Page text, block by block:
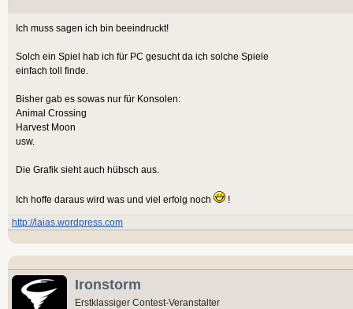
Ich muss sagen ich bin beeindruckt!
Solch ein Spiel hab ich für PC gesucht da ich solche Spiele
einfach toll finde.
Bisher gab es sowas nur für Konsolen:
Animal Crossing
Harvest Moon
usw.
Die Grafik sieht auch hübsch aus.
Ich hoffe daraus wird was und viel erfolg noch !
http://laias.wordpress.com
Ironstorm
Erstklassiger Contest-Veranstalter